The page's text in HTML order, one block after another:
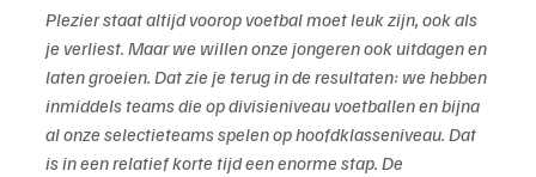
Plezier staat altijd voorop voetbal moet leuk zijn, ook als
je verliest. Maar we willen onze jongeren ook uitdagen en
laten groeien. Dat zie je terug in de resultaten: we hebben
inmiddels teams die op divisieniveau voetballen en bijna
al onze selectieteams spelen op hoofdklasseniveau. Dat
is in een relatief korte tijd een enorme stap. De